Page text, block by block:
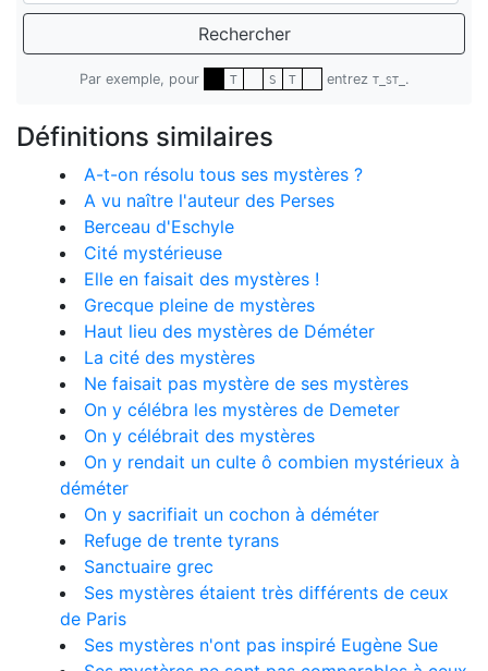
Rechercher
Par exemple, pour T S T entrez T_ST_ .
Définitions similaires
A-t-on résolu tous ses mystères ?
A vu naître l'auteur des Perses
Berceau d'Eschyle
Cité mystérieuse
Elle en faisait des mystères !
Grecque pleine de mystères
Haut lieu des mystères de Déméter
La cité des mystères
Ne faisait pas mystère de ses mystères
On y célébra les mystères de Demeter
On y célébrait des mystères
On y rendait un culte ô combien mystérieux à
déméter
On y sacrifiait un cochon à déméter
Refuge de trente tyrans
Sanctuaire grec
Ses mystères étaient très différents de ceux
de Paris
Ses mystères n'ont pas inspiré Eugène Sue